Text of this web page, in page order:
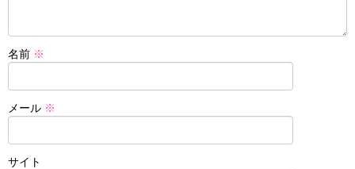
名前 ※
メール ※
サイト